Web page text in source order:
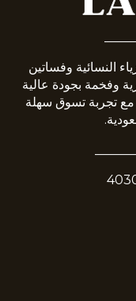
النسائية وفساتين
وفخمة بجودة عالية
مع تجربة تسوق سهلة